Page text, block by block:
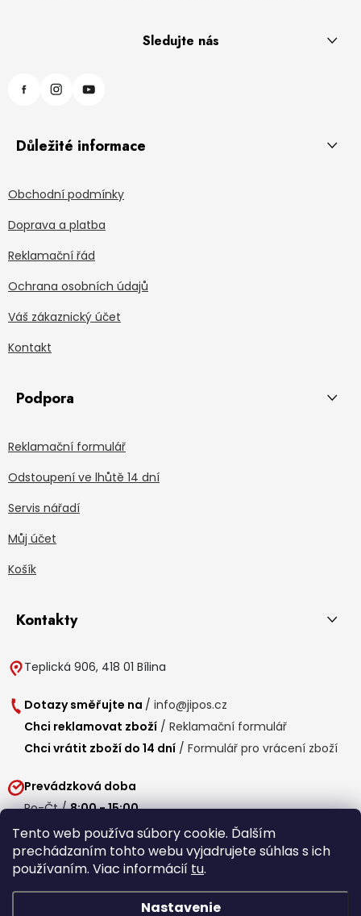
Tento web používa súbory cookie. Ďalším
prechádzaním tohto webu vyjadrujete súhlas s ich
používaním. Viac informácií tu.
Nastavenie
Sledujte nás
Důležité informace
Obchodní podmínky
Doprava a platba
Reklamační řád
Ochrana osobních údajů
Váš zákaznický účet
Kontakt
Podpora
Reklamační formulář
Odstoupení ve lhůtě 14 dní
Servis nářadí
Můj účet
Košík
Kontakty
Teplická 906, 418 01 Bílina
Dotazy směřujte na / info@jipos.cz
Chci reklamovat zboží / Reklamační formulář
Chci vrátit zboží do 14 dní / Formulář pro vrácení zboží
Prevádzková doba
Po-Čt /8:00 - 15:00
Pá / 7:30 - 14:30
Obedňajšia prestávka /11:00 - 11:30